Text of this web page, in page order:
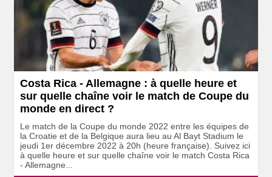
Costa Rica - Allemagne : à quelle heure et
sur quelle chaîne voir le match de Coupe du
monde en direct ?
Le match de la Coupe du monde 2022 entre les équipes de
la Croatie et de la Belgique aura lieu au Al Bayt Stadium le
jeudi 1er décembre 2022 à 20h (heure française). Suivez ici
à quelle heure et sur quelle chaîne voir le match Costa Rica
- Allemagne...